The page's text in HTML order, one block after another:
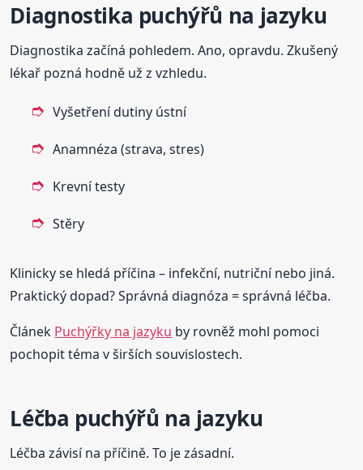
Diagnostika puchýřů na jazyku
Diagnostika začíná pohledem. Ano, opravdu. Zkušený
lékař pozná hodně už z vzhledu.
Vyšetření dutiny ústní
Anamnéza (strava, stres)
Krevní testy
Stěry
Klinicky se hledá příčina – infekční, nutriční nebo jiná.
Praktický dopad? Správná diagnóza = správná léčba.
Článek Puchýřky na jazyku by rovněž mohl pomoci
pochopit téma v širších souvislostech.
Léčba puchýřů na jazyku
Léčba závisí na příčině. To je zásadní.